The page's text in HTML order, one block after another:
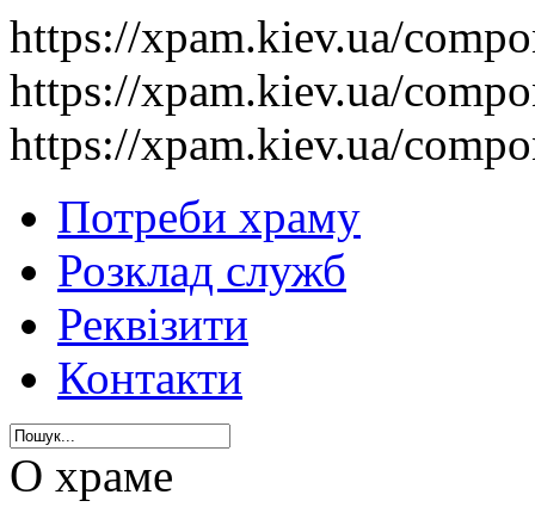
https://xpam.kiev.ua/
https://xpam.kiev.ua/
https://xpam.kiev.ua/
Потреби храму
Розклад служб
Реквізити
Контакти
О храме